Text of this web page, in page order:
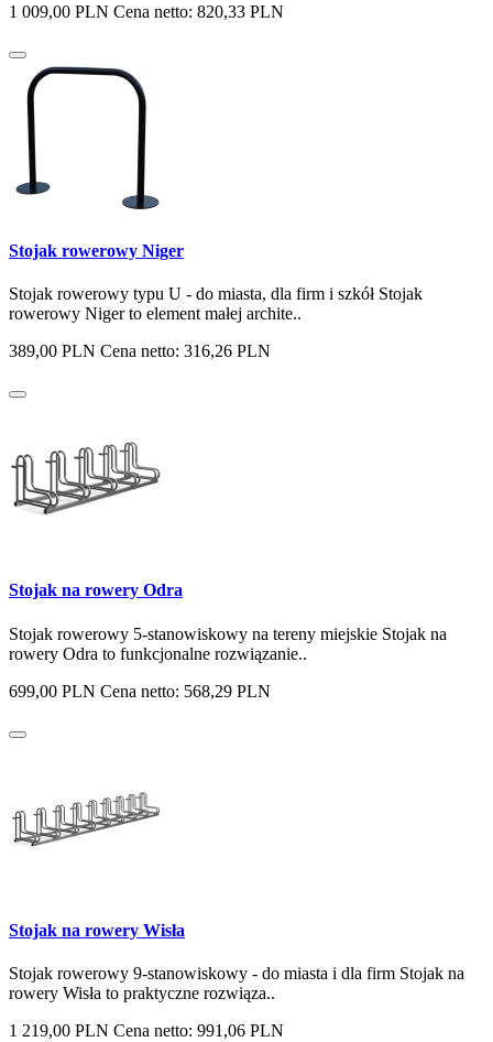
1 009,00 PLN Cena netto: 820,33 PLN
Stojak rowerowy Niger
Stojak rowerowy typu U - do miasta, dla firm i szkół Stojak
rowerowy Niger to element małej archite..
389,00 PLN Cena netto: 316,26 PLN
Stojak na rowery Odra
Stojak rowerowy 5-stanowiskowy na tereny miejskie Stojak na
rowery Odra to funkcjonalne rozwiązanie..
699,00 PLN Cena netto: 568,29 PLN
Stojak na rowery Wisła
Stojak rowerowy 9-stanowiskowy - do miasta i dla firm Stojak na
rowery Wisła to praktyczne rozwiąza..
1 219,00 PLN Cena netto: 991,06 PLN